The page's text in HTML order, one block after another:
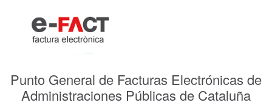
Punto General de Facturas Electrónicas de
Administraciones Públicas de Cataluña